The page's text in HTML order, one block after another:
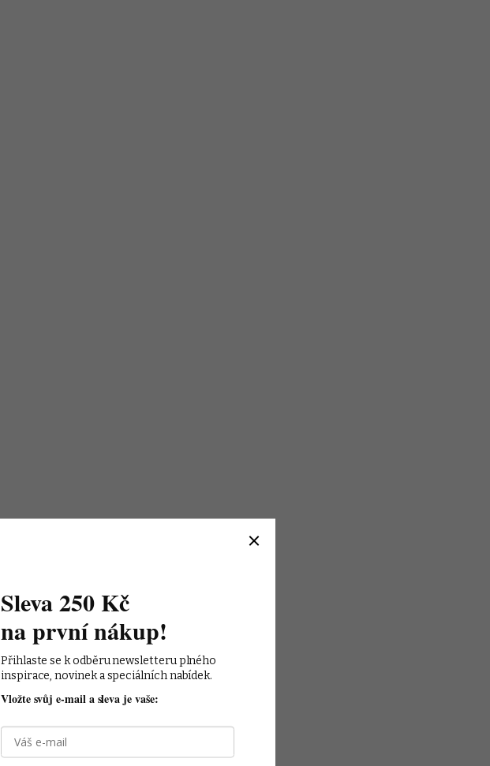
Sleva 250 Kč
na první nákup!
Přihlaste se k odběru newsletteru plného
inspirace, novinek a speciálních nabídek.
Vložte svůj e-mail a sleva je vaše: